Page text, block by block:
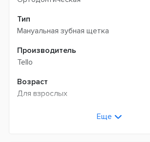
Тип
Мануальная зубная щетка
Производитель
Tello
Возраст
Для взрослых
Еще